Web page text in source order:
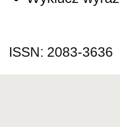
ISSN: 2083-3636